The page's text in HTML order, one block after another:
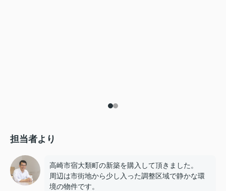
担当者より
高崎市宿大類町の新築を購入して頂きました。
周辺は市街地から少し入った調整区域で静かな環
境の物件です。